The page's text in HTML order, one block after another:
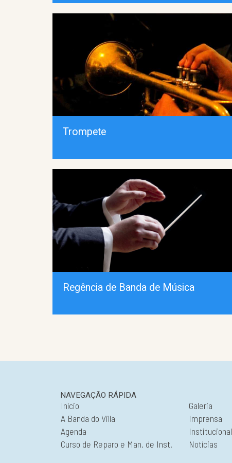
Trompete
Regência de Banda de Música
NAVEGAÇÃO RÁPIDA
Início
A Banda do Villa
Agenda
Curso de Reparo e Man. de Inst.
Galeria
Imprensa
Institucional
Notícias